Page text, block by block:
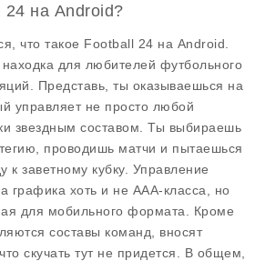
24 на Android?
что такое Football 24 на Android.
для любителей футбольного
Представь, ты оказываешься на
управляет не просто любой
звездным составом. Ты выбираешь
проводишь матчи и пытаешься
к заветному кубку. Управление
графика хоть и не AAA-класса, но
для мобильного формата. Кроме
составы команд, вносят
скучать тут не придется. В общем,